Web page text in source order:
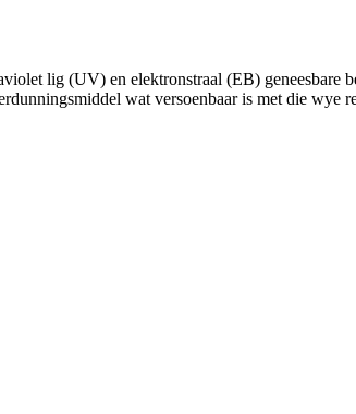
lig (UV) en elektronstraal (EB) geneesbare
wat versoenbaar is met die wye